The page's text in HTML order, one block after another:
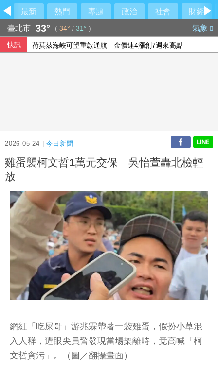
最新 熱門 專題 政治 社會
財經
臺北市 33° ( 34° / 31° ) 氣象
快訊 荷莫茲海峽可望重啟通航 金價連4漲創7週來高點
2026-05-24 |今日新聞
雞蛋襲柯文哲1萬元交保 吳怡萱轟北檢輕
放
網紅「吃屎哥」游兆霖帶著一袋雞蛋，假扮小草混
入人群，遭眼尖員警發現當場架離時，竟高喊「柯
文哲貪污」。（圖／翻攝畫面）